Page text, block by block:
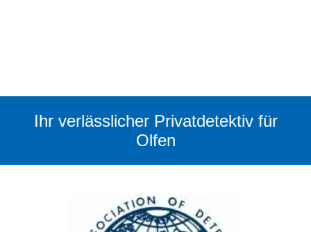
Ihr verlässlicher Privatdetektiv für
Olfen